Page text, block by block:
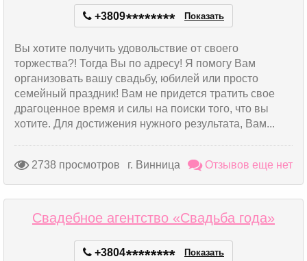
+3809******** Показать
Вы хотите получить удовольствие от своего
торжества?! Тогда Вы по адресу! Я помогу Вам
организовать вашу свадьбу, юбилей или просто
семейный праздник! Вам не придется тратить свое
драгоценное время и силы на поиски того, что вы
хотите. Для достижения нужного результата, Вам...
2738 просмотров г. Винница Отзывов еще нет
Свадебное агентство «Свадьба года»
+3804******** Показать